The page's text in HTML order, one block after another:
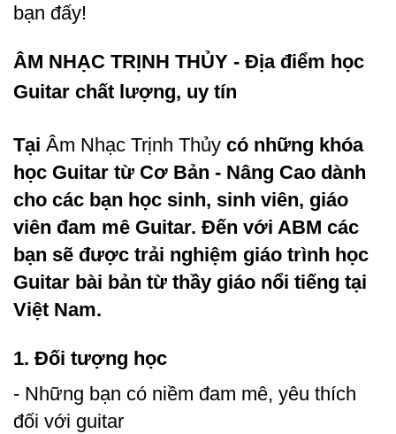
bạn đấy!
ÂM NHẠC TRỊNH THỦY - Địa điểm học
Guitar chất lượng, uy tín
Tại Âm Nhạc Trịnh Thủy có những khóa
học Guitar từ Cơ Bản - Nâng Cao dành
cho các bạn học sinh, sinh viên, giáo
viên đam mê Guitar. Đến với ABM các
bạn sẽ được trải nghiệm giáo trình học
Guitar bài bản từ thầy giáo nổi tiếng tại
Việt Nam.
1. Đối tượng học
- Những bạn có niềm đam mê, yêu thích
đối với guitar